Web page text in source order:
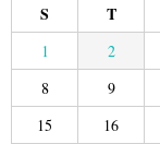
S T
1 2
8
9
15
16